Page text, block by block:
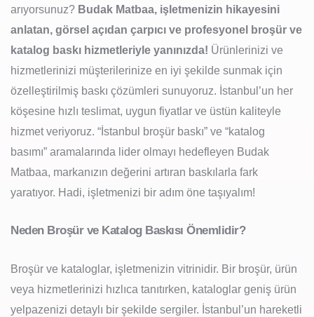
arıyorsunuz? Budak Matbaa, işletmenizin hikayesini
anlatan, görsel açıdan çarpıcı ve profesyonel broşür ve
katalog baskı hizmetleriyle yanınızda! Ürünlerinizi ve
hizmetlerinizi müşterilerinize en iyi şekilde sunmak için
özelleştirilmiş baskı çözümleri sunuyoruz. İstanbul’un her
köşesine hızlı teslimat, uygun fiyatlar ve üstün kaliteyle
hizmet veriyoruz. “İstanbul broşür baskı” ve “katalog
basımı” aramalarında lider olmayı hedefleyen Budak
Matbaa, markanızın değerini artıran baskılarla fark
yaratıyor. Hadi, işletmenizi bir adım öne taşıyalım!
Neden Broşür ve Katalog Baskısı Önemlidir?
Broşür ve kataloglar, işletmenizin vitrinidir. Bir broşür, ürün
veya hizmetlerinizi hızlıca tanıtırken, kataloglar geniş ürün
yelpazenizi detaylı bir şekilde sergiler. İstanbul’un hareketli